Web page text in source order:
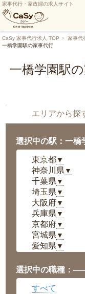
家事代行・家政婦の求人サイト
CaSy 家事代行求人 TOP 家事代
一橋学園駅の家事代行
一橋学園駅
エリアから探
選択中の駅：一橋
東京都▼
神奈川県 ▼
千葉県 ▼
埼玉県 ▼
大阪府▼
兵庫県 ▼
京都府▼
宮城県 ▼
愛知県 ▼
岡山県▼
広島県▼
沖縄県
選択中の職種：
すべて